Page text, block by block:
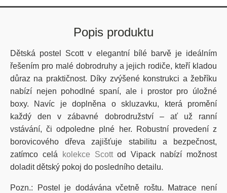
Popis produktu
Dětská postel Scott v elegantní bílé barvě je ideálním
řešením pro malé dobrodruhy a jejich rodiče, kteří kladou
důraz na praktičnost. Díky zvýšené konstrukci a žebříku
nabízí nejen pohodlné spaní, ale i prostor pro úložné
boxy. Navíc je doplněna o skluzavku, která promění
každý den v zábavné dobrodružství – ať už ranní
vstávání, či odpoledne plné her. Robustní provedení z
borovicového dřeva zajišťuje stabilitu a bezpečnost,
zatímco celá
kolekce Scottod Vipack nabízí možnost
doladit dětský pokoj do posledního detailu.
Pozn.: Postel je dodávána včetně roštu. Matrace není